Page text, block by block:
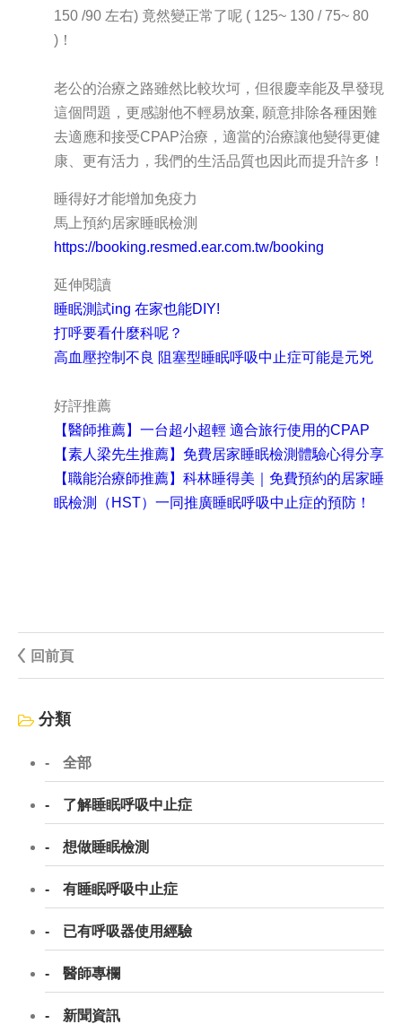
150 /90 左右) 竟然變正常了呢 ( 125~ 130 / 75~ 80
)！
老公的治療之路雖然比較坎坷，但很慶幸能及早發現
這個問題，更感謝他不輕易放棄, 願意排除各種困難
去適應和接受CPAP治療，適當的治療讓他變得更健
康、更有活力，我們的生活品質也因此而提升許多！
睡得好才能增加免疫力
馬上預約居家睡眠檢測
https://booking.resmed.ear.com.tw/booking
延伸閱讀
睡眠測試ing 在家也能DIY!
打呼要看什麼科呢？
高血壓控制不良 阻塞型睡眠呼吸中止症可能是元兇
好評推薦
【醫師推薦】一台超小超輕 適合旅行使用的CPAP
【素人梁先生推薦】免費居家睡眠檢測體驗心得分享
【職能治療師推薦】科林睡得美｜免費預約的居家睡
眠檢測（HST）一同推廣睡眠呼吸中止症的預防！
回前頁
分類
全部
了解睡眠呼吸中止症
想做睡眠檢測
有睡眠呼吸中止症
已有呼吸器使用經驗
醫師專欄
新聞資訊